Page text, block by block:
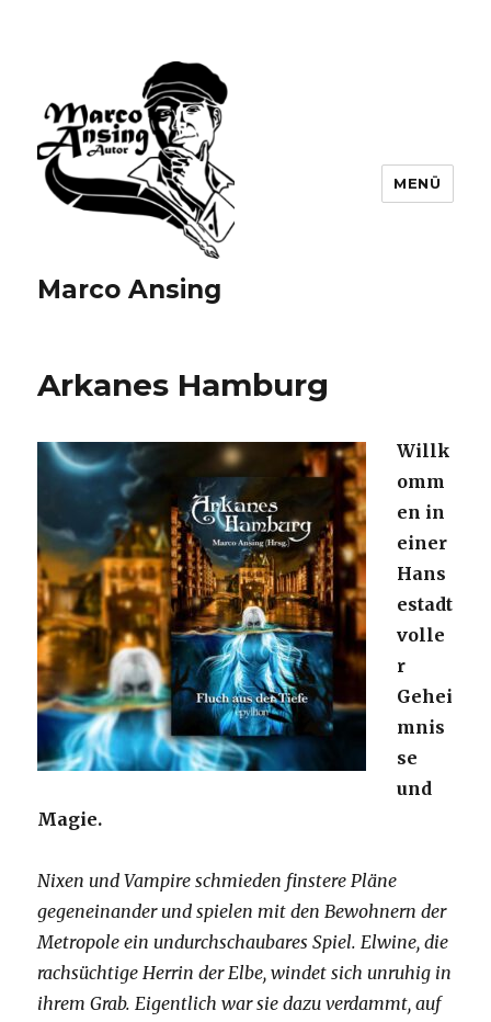
Marco Ansing
MENÜ
Arkanes Hamburg
Willk
omm
en in
einer
Hans
estadt
volle
r
Gehei
mnis
se
und
Magie.
Nixen und Vampire schmieden finstere Pläne
gegeneinander und spielen mit den Bewohnern der
Metropole ein undurchschaubares Spiel. Elwine, die
rachsüchtige Herrin der Elbe, windet sich unruhig in
ihrem Grab. Eigentlich war sie dazu verdammt, auf